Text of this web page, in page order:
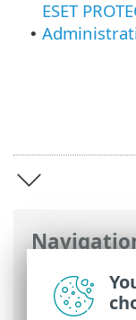
ESET
Prem>
ESET
•